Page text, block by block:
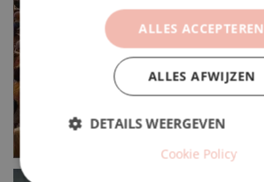
ALLES ACCEPTEREN
ALLES AFWIJZEN
DETAILS WEERGEVEN
Cookie Policy